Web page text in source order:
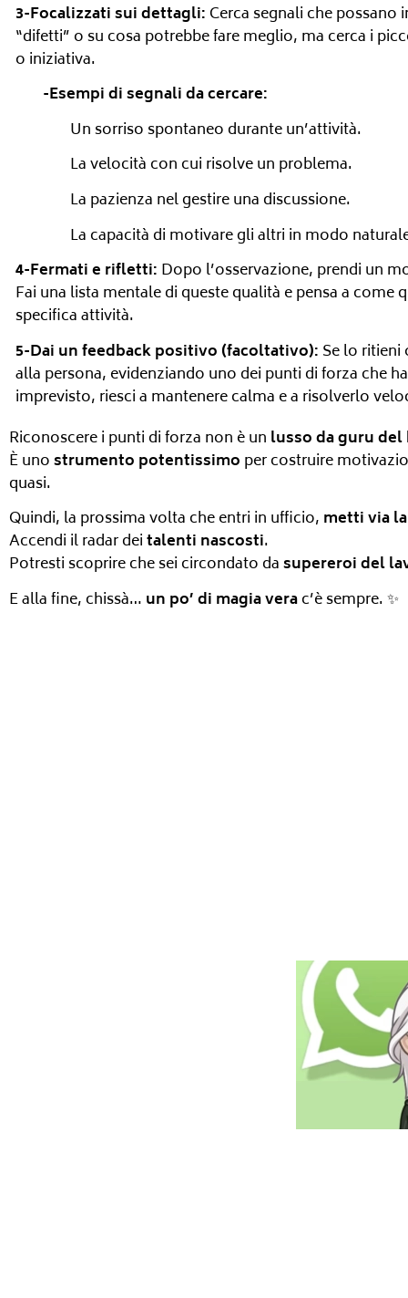
3-Focalizzati sui dettagli: Cerca segnali che
“difetti” o su cosa potrebbe fare meglio, ma cerca i
o iniziativa.
-Esempi di segnali da cercare:
Un sorriso spontaneo durante un’attività.
La velocità con cui risolve un problema.
La pazienza nel gestire una discussione.
La capacità di motivare gli altri in modo
4-Fermati e rifletti: Dopo l’osservazione, prendi un
Fai una lista mentale di queste qualità e pensa a
specifica attività.
5-Dai un feedback positivo (facoltativo): Se lo
alla persona, evidenziando uno dei punti di forza che
imprevisto, riesci a mantenere calma e a risolverlo
Riconoscere i punti di forza non è un lusso da guru
È unostrumento potentissimo per costruire
quasi.
Quindi, la prossima volta che entri in ufficio, metti via
Accendi il radar deitalenti nascosti.
Potresti scoprire che sei circondato dasupereroi del
E alla fine, chissà… un po’ di magia verac’è sempre. ✨